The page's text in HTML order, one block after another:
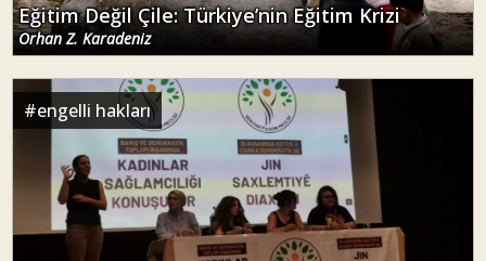
Eğitim Değil Çile: Türkiye’nin Eğitim Krizi
Orhan Z. Karadeniz
#engelli hakları